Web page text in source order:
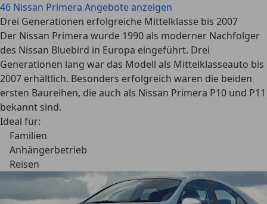
46 Nissan Primera Angebote anzeigen
Drei Generationen erfolgreiche Mittelklasse bis 2007
Der Nissan Primera wurde 1990 als moderner Nachfolger
des Nissan Bluebird in Europa eingeführt. Drei
Generationen lang war das Modell als Mittelklasseauto bis
2007 erhältlich. Besonders erfolgreich waren die beiden
ersten Baureihen, die auch als Nissan Primera P10 und P11
bekannt sind.
Ideal für:
Familien
Anhängerbetrieb
Reisen